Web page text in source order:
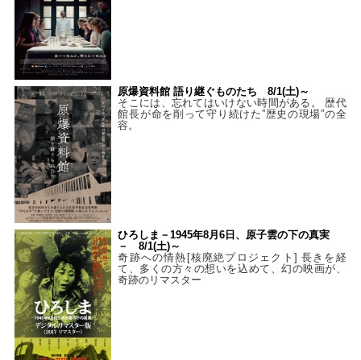
原爆資料館 語り継ぐものたち 8/1(土)～
そこには、忘れてはいけない時間がある。 歴代
館長が命を削って守り続けた”歴史の現場”の全
容。
ひろしま－1945年8月6日、原子雲の下の真実
－ 8/1(土)～
奇跡への情熱[核廃絶プロジェクト] 長きを経
て、多くの方々の想いを込めて、幻の映画が、
奇跡のリマスター